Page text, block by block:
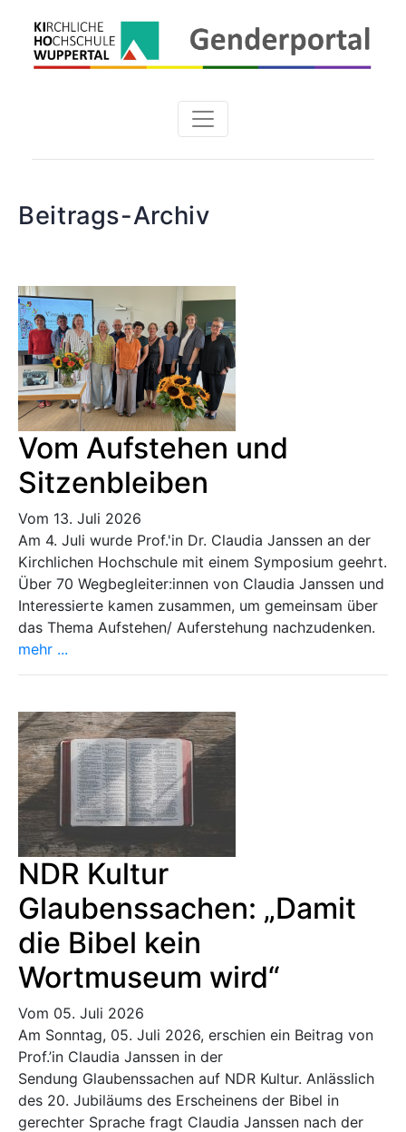
Beitrags-Archiv
Vom Aufstehen und
Sitzenbleiben
Vom 13. Juli 2026
Am 4. Juli wurde Prof.'in Dr. Claudia Janssen an der
Kirchlichen Hochschule mit einem Symposium geehrt.
Über 70 Wegbegleiter:innen von Claudia Janssen und
Interessierte kamen zusammen, um gemeinsam über
das Thema Aufstehen/ Auferstehung nachzudenken.
mehr ...
NDR Kultur
Glaubenssachen: „Damit
die Bibel kein
Wortmuseum wird“
Vom 05. Juli 2026
Am Sonntag, 05. Juli 2026, erschien ein Beitrag von
Prof.’in Claudia Janssen in der
Sendung Glaubenssachen auf NDR Kultur. Anlässlich
des 20. Jubiläums des Erscheinens der Bibel in
gerechter Sprache fragt Claudia Janssen nach der